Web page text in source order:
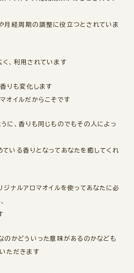
月経周期の調整に役立つとされていま
、利用されています
りも変化します
オイルだからこそです
に、香りも同じものでもその人によっ
いる香りとなってあなたを癒してくれ
ナルアロマオイルを使ってあなたに必
のかどういった意味があるのかなども
ただきます